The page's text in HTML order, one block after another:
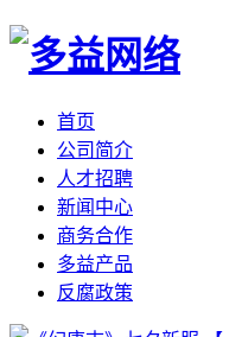
首页
公司简介
人才招聘
新闻中心
商务合作
多益产品
反腐政策